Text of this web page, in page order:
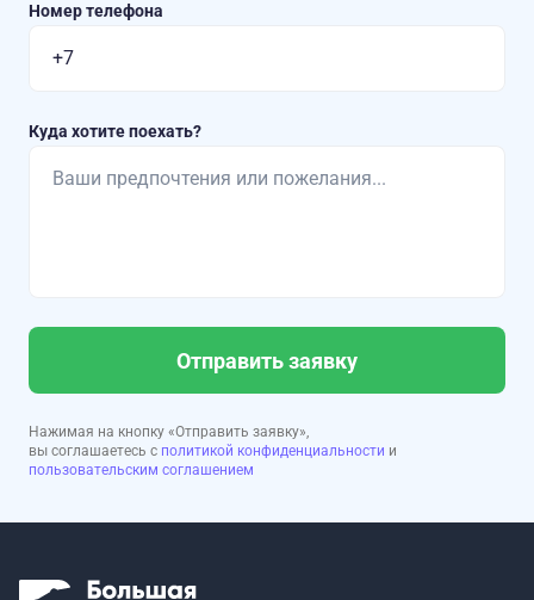
Номер телефона
Куда хотите поехать?
Отправить заявку
Нажимая на кнопку «Отправить заявку»,
вы соглашаетесь с политикой конфиденциальности и
пользовательским соглашением